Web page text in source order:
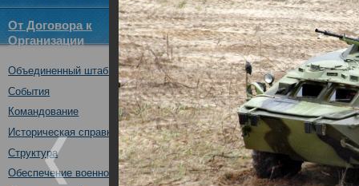
От Договора к
Организации
Структура
ОДКБ
Новости
Объединенный штаб ОДКБ
События
Командование
Историческая справка
Структура
Обеспечение военной безопасности
совместное учение с КСОР
"Мулино", Нижегородская
16.10.2019